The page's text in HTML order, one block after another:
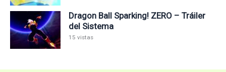
Dragon Ball Sparking! ZERO – Tráiler
del Sistema
15 vistas